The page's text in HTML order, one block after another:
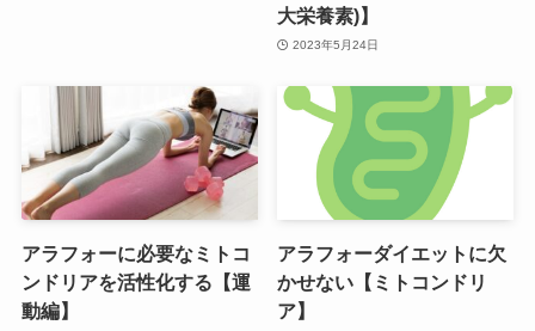
大栄養素)】
2023年5月24日
アラフォーに必要なミトコ
ンドリアを活性化する【運
動編】
アラフォーダイエットに欠
かせない【ミトコンドリ
ア】